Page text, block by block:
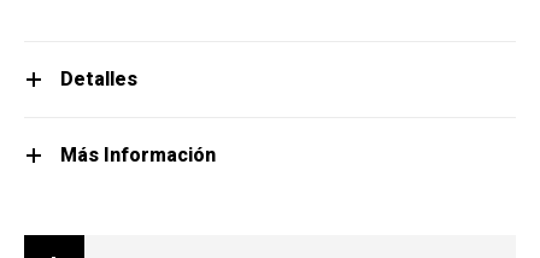
Detalles
Más Información